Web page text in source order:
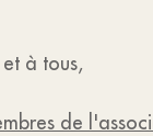
à tous,
de